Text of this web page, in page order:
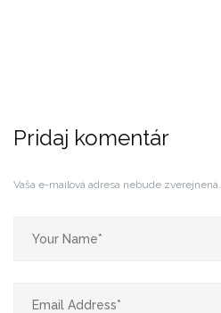
Pridaj komentár
Vaša e-mailová adresa nebude zverejnená.